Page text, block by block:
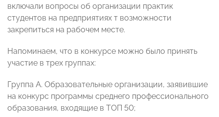
включали вопросы об организации практик
студентов на предприятиях т возможности
закрепиться на рабочем месте.
Напоминаем, что в конкурсе можно было принять
участие в трех группах:
Группа А. Образовательные организации, заявившие
на конкурс программы среднего профессионального
образования, входящие в ТОП 50;